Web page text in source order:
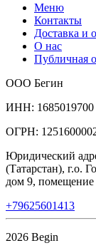
Меню
Контакты
Доставка и
О нас
Публичная
ООО Бегин
ИНН: 1685019700
ОГРН:
Юридический
(Татарстан), г.о.
дом 9, помещение
+79625601413
2026 Begin